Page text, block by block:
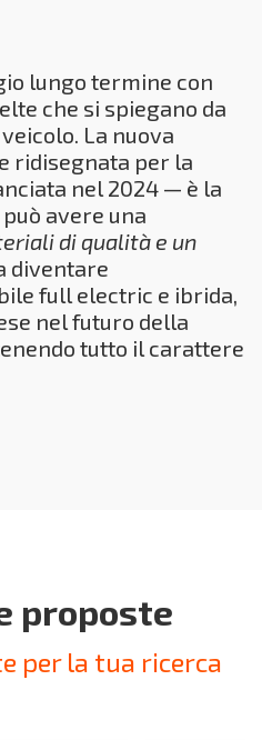
lungo termine con
che si spiegano da
La nuova
ridisegnata per la
nel 2024 — è la
avere una
di qualità e un
diventare
full electric e ibrida,
nel futuro della
tutto il carattere
proposte
per la tua ricerca